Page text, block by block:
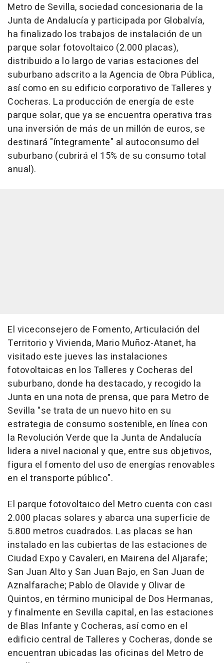
Metro de Sevilla, sociedad concesionaria de la
Junta de Andalucía y participada por Globalvía,
ha finalizado los trabajos de instalación de un
parque solar fotovoltaico (2.000 placas),
distribuido a lo largo de varias estaciones del
suburbano adscrito a la Agencia de Obra Pública,
así como en su edificio corporativo de Talleres y
Cocheras. La producción de energía de este
parque solar, que ya se encuentra operativa tras
una inversión de más de un millón de euros, se
destinará "íntegramente" al autoconsumo del
suburbano (cubrirá el 15% de su consumo total
anual).
El viceconsejero de Fomento, Articulación del
Territorio y Vivienda, Mario Muñoz-Atanet, ha
visitado este jueves las instalaciones
fotovoltaicas en los Talleres y Cocheras del
suburbano, donde ha destacado, y recogido la
Junta en una nota de prensa, que para Metro de
Sevilla "se trata de un nuevo hito en su
estrategia de consumo sostenible, en línea con
la Revolución Verde que la Junta de Andalucía
lidera a nivel nacional y que, entre sus objetivos,
figura el fomento del uso de energías renovables
en el transporte público".
El parque fotovoltaico del Metro cuenta con casi
2.000 placas solares y abarca una superficie de
5.800 metros cuadrados. Las placas se han
instalado en las cubiertas de las estaciones de
Ciudad Expo y Cavaleri, en Mairena del Aljarafe;
San Juan Alto y San Juan Bajo, en San Juan de
Aznalfarache; Pablo de Olavide y Olivar de
Quintos, en término municipal de Dos Hermanas,
y finalmente en Sevilla capital, en las estaciones
de Blas Infante y Cocheras, así como en el
edificio central de Talleres y Cocheras, donde se
encuentran ubicadas las oficinas del Metro de